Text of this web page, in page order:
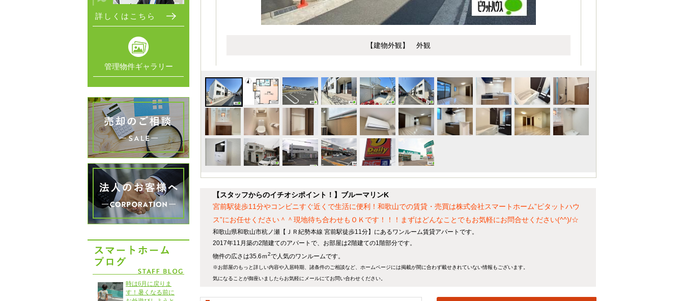
【建物外観】 外観
【スタッフからのイチオシポイント！】ブルーマリンK
宮前駅徒歩11分やコンビニすぐ近くで生活に便利！和歌山での賃貸・売買は株式会社スマートホーム”ピタットハウ
ス”にお任せください＾＾現地待ち合わせもＯＫです！！！まずはどんなことでもお気軽にお問合せください(^^)/☆
和歌山県和歌山市杭ノ瀬【ＪＲ紀勢本線 宮前駅徒歩11分】にあるワンルーム賃貸アパートです。
2017年11月築の2階建てのアパートで、お部屋は2階建ての1階部分です。
物件の広さは35.6ｍ2で人気のワンルームです。
※お部屋のもっと詳しい内容や入居時期、諸条件のご相談など、ホームページには掲載が間に合わず載せきれていない情報もございます。
気になることが御座いましたらお気軽にメールにてお問い合わせください。
詳しくはこちら
管理物件ギャラリー